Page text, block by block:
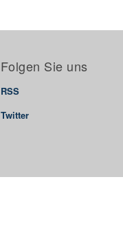
Folgen Sie uns
RSS
Twitter